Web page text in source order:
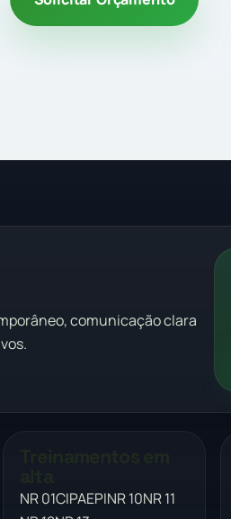
comunicação clara
NR 01CIPAEPINR 10NR 11